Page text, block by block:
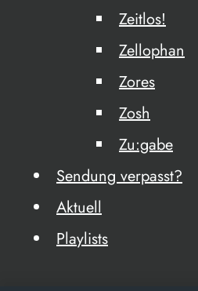
Zeitlos!
Zellophan
Zores
Zosh
Zu:gabe
Sendung verpasst?
Aktuell
Playlists